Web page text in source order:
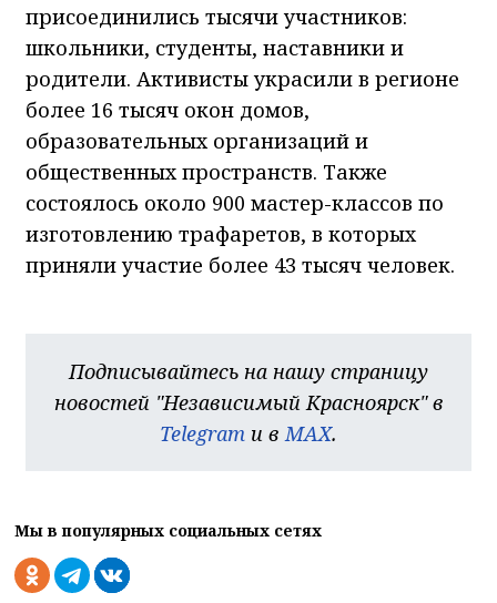
присоединились тысячи участников:
школьники, студенты, наставники и
родители. Активисты украсили в регионе
более 16 тысяч окон домов,
образовательных организаций и
общественных пространств. Также
состоялось около 900 мастер-классов по
изготовлению трафаретов, в которых
приняли участие более 43 тысяч человек.
Подписывайтесь на нашу страницу
новостей "Независимый Красноярск" в
Telegram и в MAX.
Мы в популярных социальных сетях